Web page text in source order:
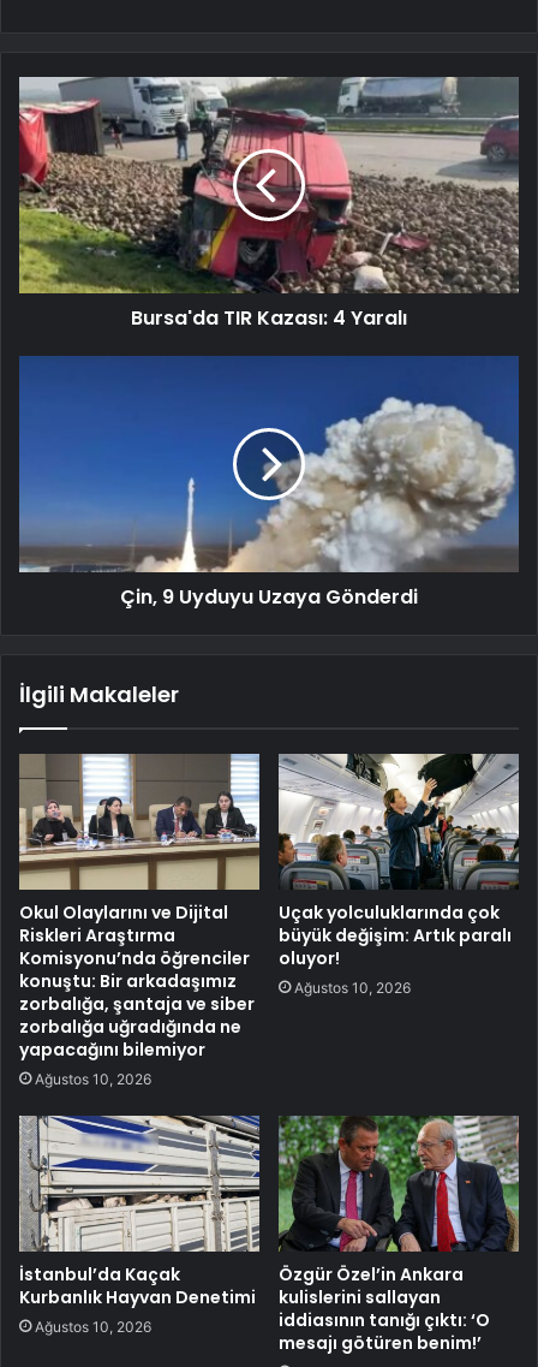
Bursa'da TIR Kazası: 4 Yaralı
Çin, 9 Uyduyu Uzaya Gönderdi
İlgili Makaleler
Okul Olaylarını ve Dijital
Riskleri Araştırma
Komisyonu’nda öğrenciler
konuştu: Bir arkadaşımız
zorbalığa, şantaja ve siber
zorbalığa uğradığında ne
yapacağını bilemiyor
Ağustos 10, 2026
Uçak yolculuklarında çok
büyük değişim: Artık paralı
oluyor!
Ağustos 10, 2026
İstanbul’da Kaçak
Kurbanlık Hayvan Denetimi
Ağustos 10, 2026
Özgür Özel’in Ankara
kulislerini sallayan
iddiasının tanığı çıktı: ‘O
mesajı götüren benim!’